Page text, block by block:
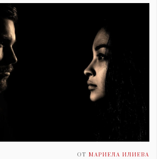
ОТ МАРИЕЛА ИЛИЕВА